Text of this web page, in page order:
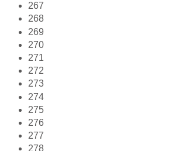
267
268
269
270
271
272
273
274
275
276
277
278